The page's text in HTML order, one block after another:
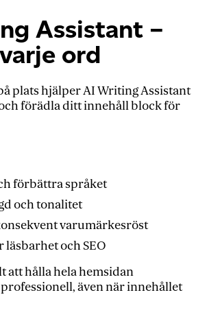
Assistant –
ord
plats hjälper AI Writing Assistant
förädla ditt innehåll block för
förbättra språket
och tonalitet
varumärkesröst
och SEO
att hålla hela hemsidan
även när innehållet